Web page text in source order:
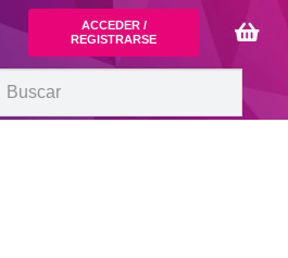
ACCEDER /
REGISTRARSE